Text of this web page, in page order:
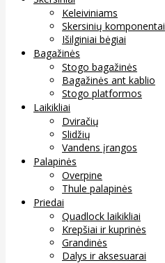
Keleiviniams
Skersinių komponentai
Išilginiai bėgiai
Bagažinės
Stogo bagažinės
Bagažinės ant kablio
Stogo platformos
Laikikliai
Dviračių
Slidžių
Vandens įrangos
Palapinės
Overpine
Thule palapinės
Priedai
Quadlock laikikliai
Krepšiai ir kuprinės
Grandinės
Dalys ir aksesuarai